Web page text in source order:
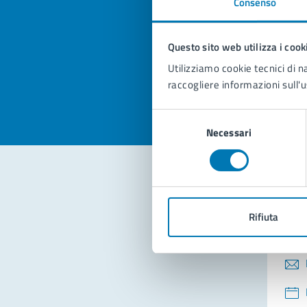
Questo sito web utilizza i
Utilizziamo cookie tecnici di
raccogliere informazioni
consenso
Necessari
Rifiuta